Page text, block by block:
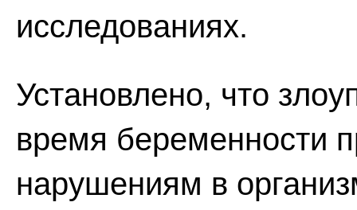
исследованиях.
Установлено, что
время беременности
нарушениям в